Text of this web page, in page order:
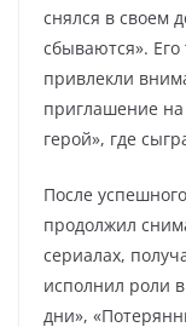
снялся в своем
сбываются». Его
привлекли
приглашение на
герой», где
После
продолжил
сериалах,
исполнил роли
дни»,